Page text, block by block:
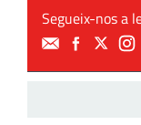
Segueix-nos a